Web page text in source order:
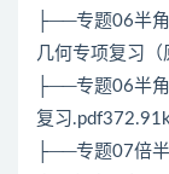
├──专题06半
几何专项复习
├──专题06半
复习
├──专题07倍